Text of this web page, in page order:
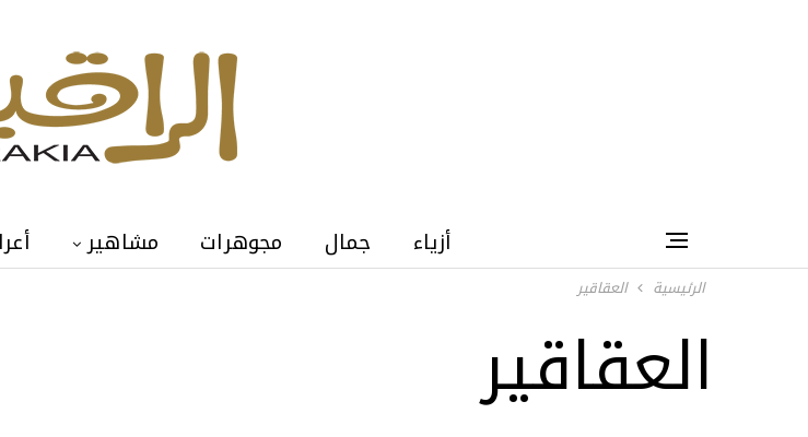
أزياء جمال مجوهرات مشاهير
الرئيسية العقاقير
العقاقير